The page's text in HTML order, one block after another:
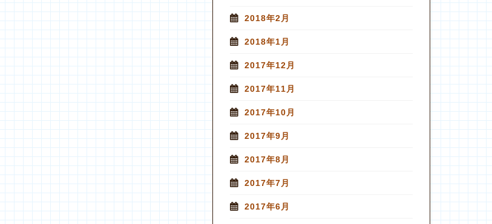
2018年2月
2018年1月
2017年12月
2017年11月
2017年10月
2017年9月
2017年8月
2017年7月
2017年6月